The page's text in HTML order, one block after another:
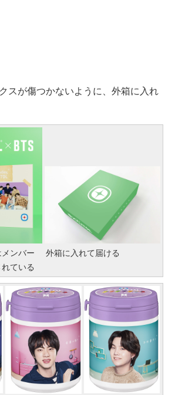
スが傷つかないように、外箱に入れ
ンバー
ている
外箱に入れて届ける